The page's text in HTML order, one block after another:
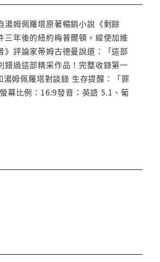
姆佩羅塔原著暢銷小說《剩餘
年後的紐約梅普爾頓。縱使加維
評論家蒂姆古德曼說道：「這部
過這部精采作品！完整收錄第一
姆佩羅塔對談錄 生存提醒：「罪
幕比例：16:9發音：英語 5.1、葡